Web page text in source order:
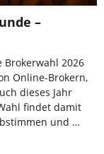
–
Brokerwahl 2026
Online-Brokern,
dieses Jahr
findet damit
und …